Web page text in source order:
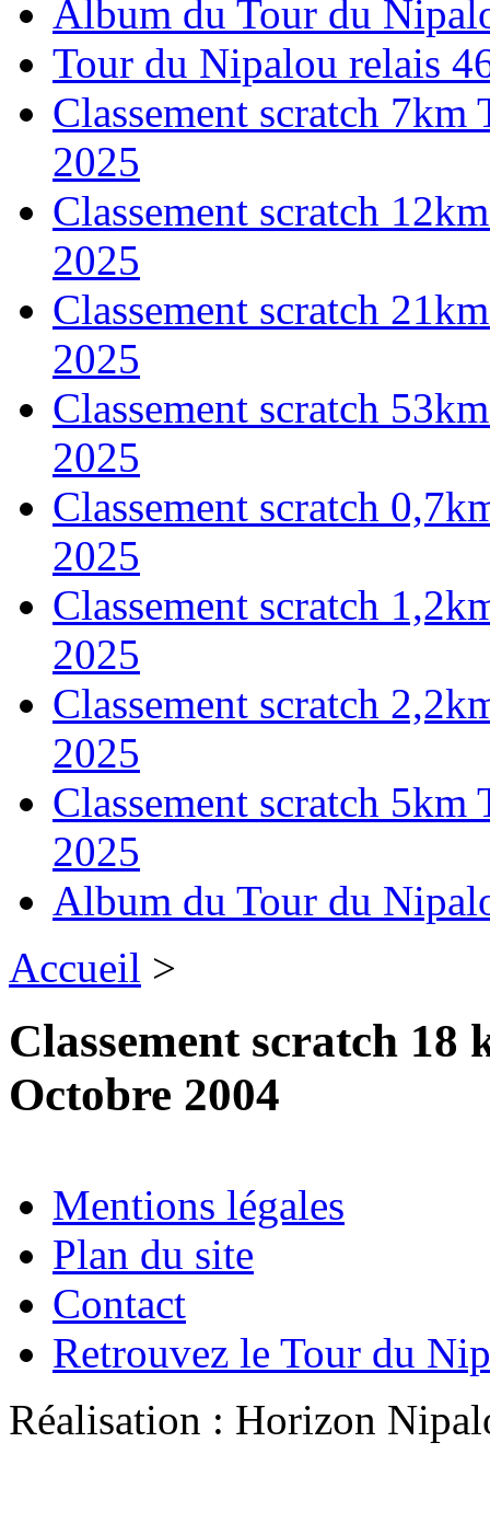
Album du Tour du
Tour du Nipalou relais
Classement scratch
2025
Classement scratch
2025
Classement scratch
2025
Classement scratch
2025
Classement scratch
2025
Classement scratch
2025
Classement scratch
2025
Classement scratch
2025
Album du Tour du
Accueil >
Classement scratch
Octobre 2004
Mentions légales
Plan du site
Contact
Retrouvez le Tour du
Réalisation : Horizon